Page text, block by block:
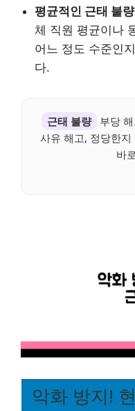
평균적인 근태 불
체 직원 평균이나
어느 정도 수준인
다.
근태 불량
부당
사유 해고, 정당한
바
악화 방지!